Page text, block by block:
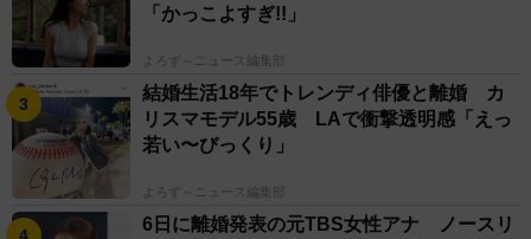
「かっこよすぎ!!」
よろず～ニュース編集部
結婚生活18年でトレンディ俳優と離婚 カ
リスマモデル55歳 LAで衝撃透明感「えっ
若い〜びっくり」
よろず～ニュース編集部
6日に離婚発表の元TBS女性アナ ノースリ